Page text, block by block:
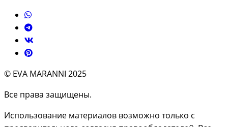
© EVA MARANNI 2025
Все права защищены.
Использование материалов возможно только с